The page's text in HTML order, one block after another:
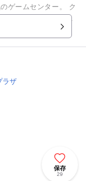
ームセンター。 ク
ションゲームと、子
保存
29